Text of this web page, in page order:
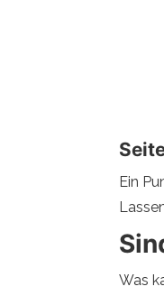
Ein
Was